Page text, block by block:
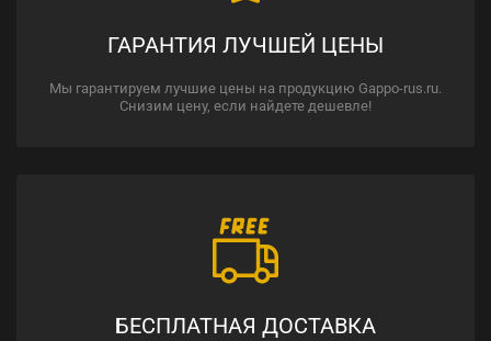
ГАРАНТИЯ ЛУЧШЕЙ ЦЕНЫ
Мы гарантируем лучшие цены на продукцию Gappo-rus.ru.
Снизим цену, если найдете дешевле!
БЕСПЛАТНАЯ ДОСТАВКА